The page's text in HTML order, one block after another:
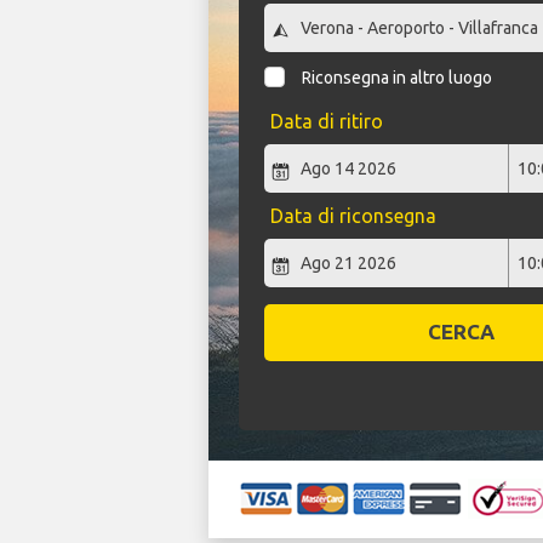
Riconsegna in altro luogo
Data di ritiro
Data di riconsegna
CERCA